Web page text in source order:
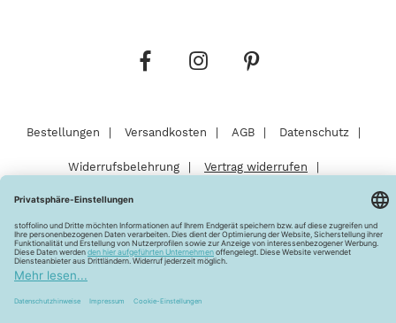
Bestellungen Versandkosten AGB Datenschutz
Widerrufsbelehrung Vertrag widerrufen
Barrierefreiheitserklärung
Kontakt Lagerverkauf FAQ Impressum
Pflegehinweise